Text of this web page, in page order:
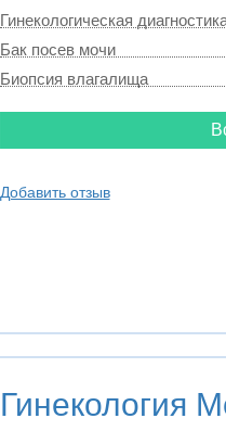
Гинекологическая
Бак посев мочи
Биопсия влагалища
Добавить отзыв
Гинекология